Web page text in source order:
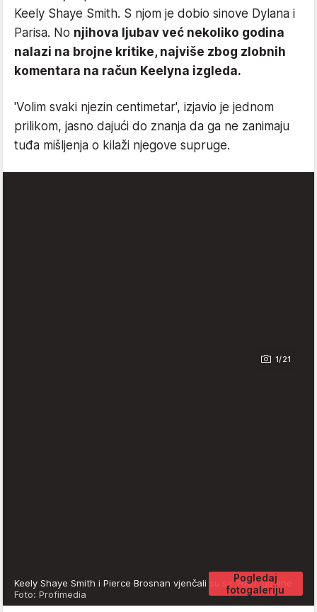
Keely Shaye Smith. S njom je dobio sinove Dylana i
Parisa. No njihova ljubav već nekoliko godina
nalazi na brojne kritike, najviše zbog zlobnih
komentara na račun Keelyna izgleda.
'Volim svaki njezin centimetar', izjavio je jednom
prilikom, jasno dajući do znanja da ga ne zanimaju
tuđa mišljenja o kilaži njegove supruge.
1/21
Pogledaj
fotogaleriju
Keely Shaye Smith i Pierce Brosnan vjenčali su se 2001. godine
Foto: Profimedia